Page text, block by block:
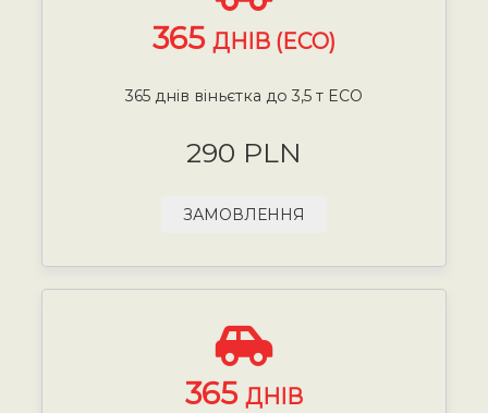
365 ДНІВ (ECO)
365 днів віньєтка до 3,5 т ECO
290 PLN
ЗАМОВЛЕННЯ
365 ДНІВ